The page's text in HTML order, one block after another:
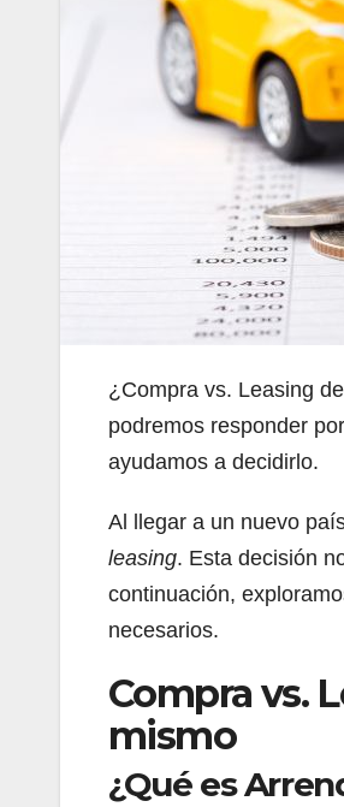
¿Compra vs. Leasing
podremos responder
ayudamos a decidirlo.
Al llegar a un nuevo
leasing. Esta decisión
continuación,
necesarios.
Compra vs.
mismo
¿Qué es